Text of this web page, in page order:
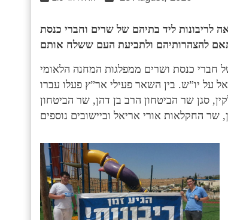
לריבונות ליד בתיהם של שרים וחברי כנסת
להצהרות
חברי כנסת ושרים ממפלגות המחנה הלאומי
על יו”ש. בין השאר פעילי אר”ץ פעלו עברו
סגן שר הביטחון הרב בן דהן, שר הביטחון